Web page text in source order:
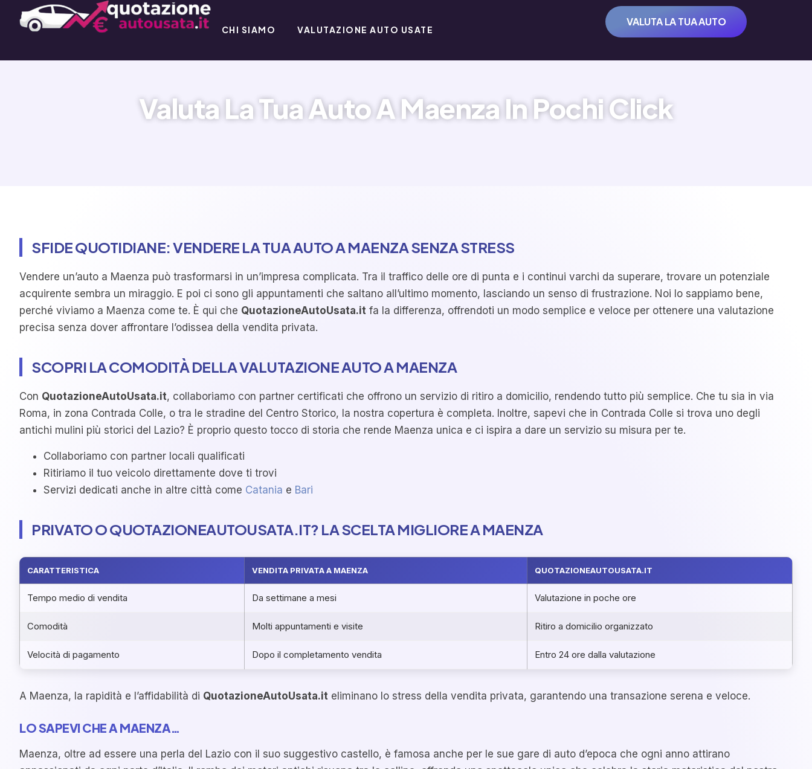
CHI SIAMO VALUTAZIONE AUTO USATE
VALUTA LA TUA AUTO
Valuta La Tua Auto A Maenza In Pochi Click
SFIDE QUOTIDIANE: VENDERE LA TUA AUTO A MAENZA SENZA STRESS
Vendere un’auto a Maenza può trasformarsi in un’impresa complicata. Tra il traffico delle ore di punta e i continui varchi da superare, trovare un potenziale
acquirente sembra un miraggio. E poi ci sono gli appuntamenti che saltano all’ultimo momento, lasciando un senso di frustrazione. Noi lo sappiamo bene,
perché viviamo a Maenza come te. È qui che QuotazioneAutoUsata.it fa la differenza, offrendoti un modo semplice e veloce per ottenere una valutazione
precisa senza dover affrontare l’odissea della vendita privata.
SCOPRI LA COMODITÀ DELLA VALUTAZIONE AUTO A MAENZA
Con QuotazioneAutoUsata.it, collaboriamo con partner certificati che offrono un servizio di ritiro a domicilio, rendendo tutto più semplice. Che tu sia in via
Roma, in zona Contrada Colle, o tra le stradine del Centro Storico, la nostra copertura è completa. Inoltre, sapevi che in Contrada Colle si trova uno degli
antichi mulini più storici del Lazio? È proprio questo tocco di storia che rende Maenza unica e ci ispira a dare un servizio su misura per te.
Collaboriamo con partner locali qualificati
Ritiriamo il tuo veicolo direttamente dove ti trovi
Servizi dedicati anche in altre città come Catania e Bari
PRIVATO O QUOTAZIONEAUTOUSATA.IT? LA SCELTA MIGLIORE A MAENZA
CARATTERISTICA VENDITA PRIVATA A MAENZA QUOTAZIONEAUTOUSATA.IT
Tempo medio di vendita Da settimane a mesi Valutazione in poche ore
Comodità Molti appuntamenti e visite Ritiro a domicilio organizzato
Velocità di pagamento Dopo il completamento vendita Entro 24 ore dalla valutazione
A Maenza, la rapidità e l’affidabilità di QuotazioneAutoUsata.it eliminano lo stress della vendita privata, garantendo una transazione serena e veloce.
LO SAPEVI CHE A MAENZA…
Maenza, oltre ad essere una perla del Lazio con il suo suggestivo castello, è famosa anche per le sue gare di auto d’epoca che ogni anno attirano